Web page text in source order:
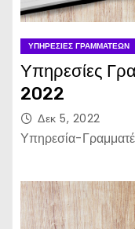
ΥΠΗΡΕΣΊΕΣ ΓΡΑΜΜΑΤΈΩΝ
Υπηρεσίες
2022
Δεκ 5, 2022
Υπηρεσία-